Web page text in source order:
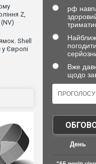
Z,
Shell
у Європі
рф
Вже
щодо
День